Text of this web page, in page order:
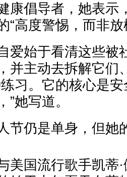
康倡导者，她表示
“高度警惕，而非放
爱始于看清这些被
并主动去拆解它们
习。它的核心是
她写道。
节仍是单身，但她
美国流行歌手凯蒂